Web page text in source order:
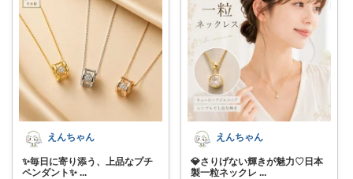
えんちゃん
✨毎日に寄り添う、上品なプチ
ペンダント✨ ...
えんちゃん
💎さりげない輝きが魅力♡日本
製一粒ネックレ ...